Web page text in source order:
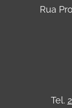
Rua
Tel.